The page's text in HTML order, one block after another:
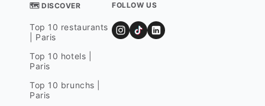
🗺 DISCOVER
Top 10 restaurants
| Paris
Top 10 hotels |
Paris
Top 10 brunchs |
Paris
FOLLOW US